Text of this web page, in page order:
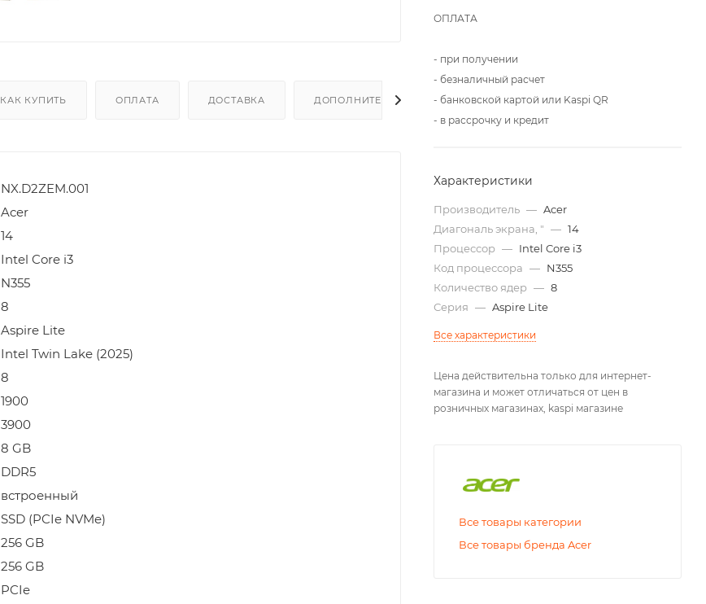
КАК КУПИТЬ ОПЛАТА ДОСТАВКА ДОПОЛНИТЕЛЬНО
NX.D2ZEM.001
Acer
14
Intel Core i3
N355
8
Aspire Lite
Intel Twin Lake (2025)
8
1900
3900
8 GB
DDR5
встроенный
SSD (PCIe NVMe)
256 GB
256 GB
PCIe
ОПЛАТА
- при получении
- безналичный расчет
- банковской картой или Kaspi QR
- в рассрочку и кредит
Характеристики
Производитель — Acer
Диагональ экрана, " — 14
Процессор — Intel Core i3
Код процессора — N355
Количество ядер — 8
Серия — Aspire Lite
Все характеристики
Цена действительна только для интернет-
магазина и может отличаться от цен в
розничных магазинах, kaspi магазине
Все товары категории
Все товары бренда Acer